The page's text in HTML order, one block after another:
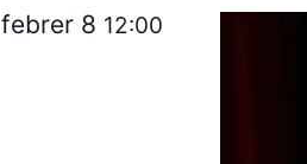
febrer 8 12:00